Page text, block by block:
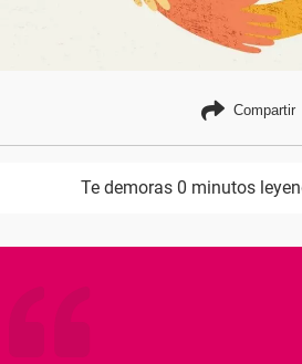
Compartir
Te demoras 0 minutos